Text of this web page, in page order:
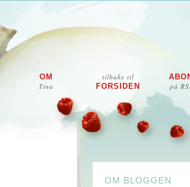
på
tilbake til
FORSIDEN
OM
Tina
OM BLOGGEN